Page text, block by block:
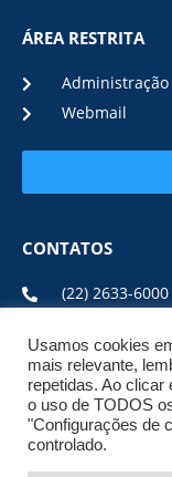
ÁREA RESTRITA
Administração
Webmail
CONTATOS
(22) 2633-6000
ENDEREÇO E
ESTRADA DA
DE SEGUNDA
Usamos cookies
mais relevante,
repetidas. Ao clicar
o uso de TODOS
"Configurações de
controlado.